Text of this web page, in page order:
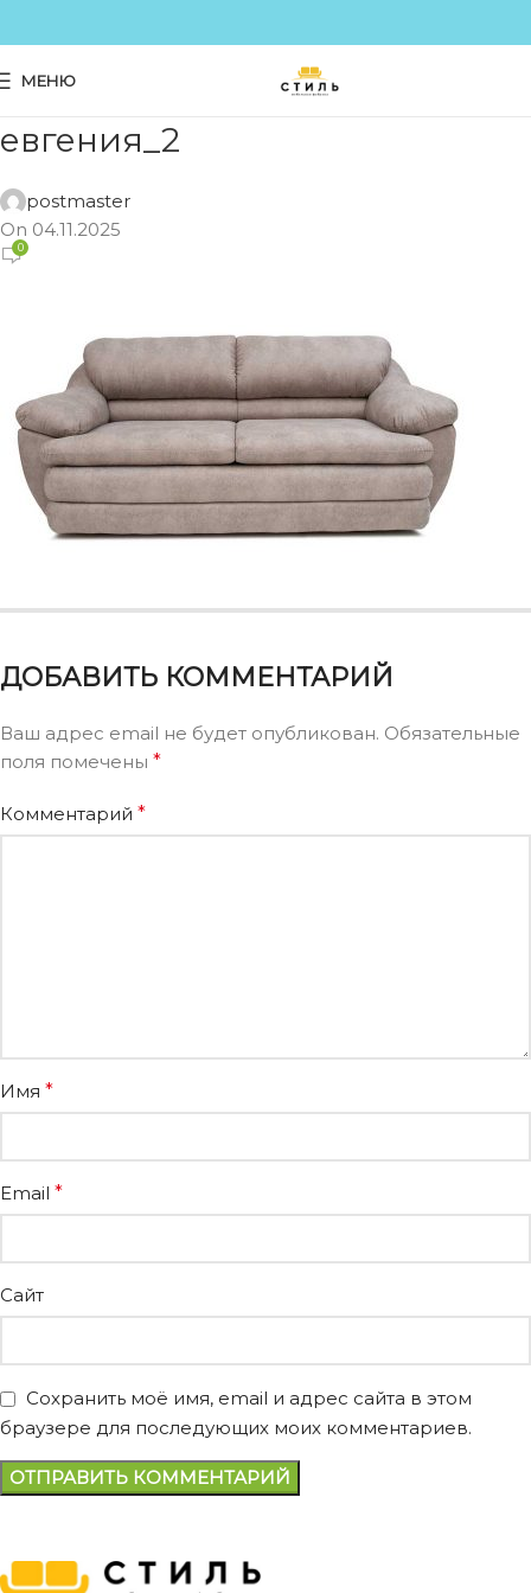
МЕНЮ
евгения_2
postmaster
On 04.11.2025
0
ДОБАВИТЬ КОММЕНТАРИЙ
Ваш адрес email не будет опубликован. Обязательные
поля помечены *
Комментарий *
Имя *
Email *
Сайт
Сохранить моё имя, email и адрес сайта в этом
браузере для последующих моих комментариев.